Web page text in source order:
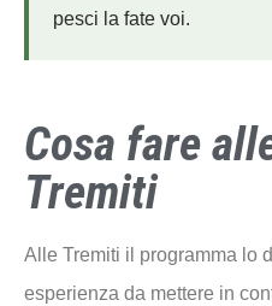
pesci la fate voi.
Cosa fare
Tremiti
Alle Tremiti il programma lo
esperienza da mettere in